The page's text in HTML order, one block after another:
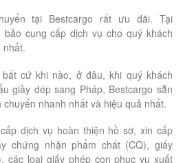
tại Bestcargo rất ưu đãi. Tại
bảo cung cấp dịch vụ cho quý khách
nhất.
cứ khi nào, ở đâu, khi quý khách
giầy dép sang Pháp, Bestcargo sẵn
nhanh nhất và hiệu quả nhất.
dịch vụ hoàn thiện hồ sơ, xin cấp
chứng nhận phẩm chất (CQ), giấy
các loại giấy phép con phục vụ xuất